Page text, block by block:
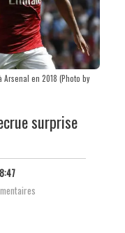
en 2018 (Photo by
surprise